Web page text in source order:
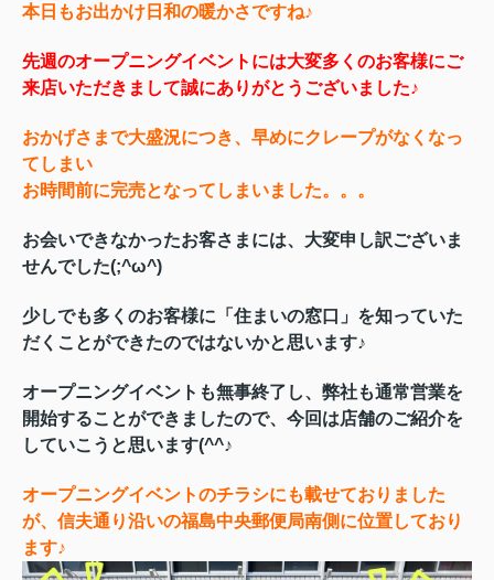
本日もお出かけ日和の暖かさですね♪
先週のオープニングイベントには大変多くのお客様にご
来店いただきまして誠にありがとうございました♪
おかげさまで大盛況につき、早めにクレープがなくなっ
てしまい
お時間前に完売となってしまいました。。。
お会いできなかったお客さまには、大変申し訳ございま
せんでした(;^ω^)
少しでも多くのお客様に「住まいの窓口」を知っていた
だくことができたのではないかと思います♪
オープニングイベントも無事終了し、弊社も通常営業を
開始することができましたので、今回は店舗のご紹介を
していこうと思います(^^♪
オープニングイベントのチラシにも載せておりました
が、信夫通り沿いの福島中央郵便局南側に位置しており
ます♪